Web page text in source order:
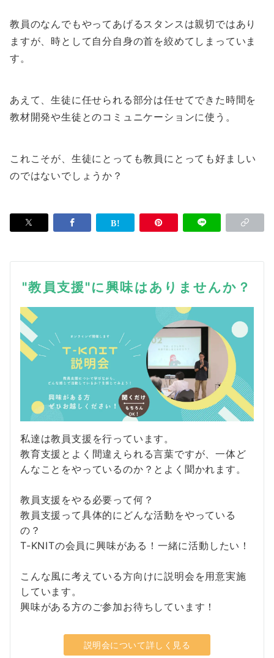
教員のなんでもやってあげるスタンスは親切ではあり
ますが、時として自分自身の首を絞めてしまっていま
す。
あえて、生徒に任せられる部分は任せてできた時間を
教材開発や生徒とのコミュニケーションに使う。
これこそが、生徒にとっても教員にとっても好ましい
のではないでしょうか？
"教員支援"に興味はありませんか？
私達は教員支援を行っています。
教育支援とよく間違えられる言葉ですが、一体ど
んなことをやっているのか？とよく聞かれます。
教員支援をやる必要って何？
教員支援って具体的にどんな活動をやっている
の？
T-KNITの会員に興味がある！一緒に活動したい！
こんな風に考えている方向けに説明会を用意実施
しています。
興味がある方のご参加お待ちしています！
説明会について詳しく見る